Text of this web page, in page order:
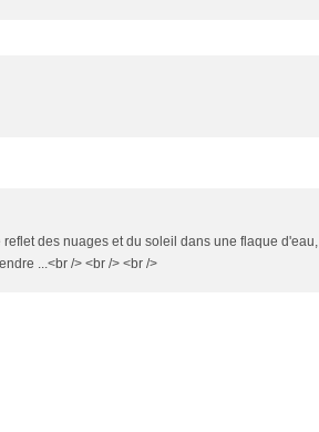
des nuages et du soleil dans une flaque d'eau,
...<br /> <br /> <br />